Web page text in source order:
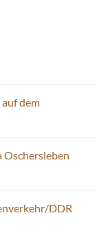
dem
DDR